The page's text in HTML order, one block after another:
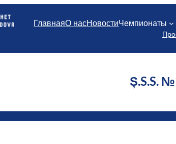
ГлавнаяО насНовостиЧемпионаты
Ș.S.S.